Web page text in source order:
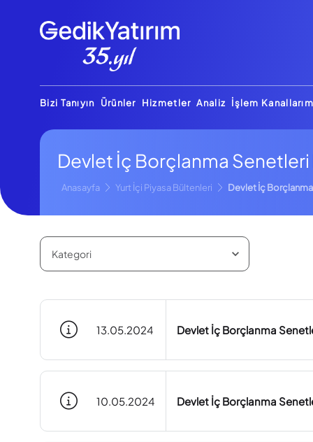
Bizi Tanıyın Ürünler Hizmetler Analiz İşlem
Devlet İç Borçlanma Senetleri
Anasayfa Yurt İçi Piyasa Bültenleri Devlet İç
13.05.2024 Devlet İç Borçlanma
10.05.2024 Devlet İç Borçlanma